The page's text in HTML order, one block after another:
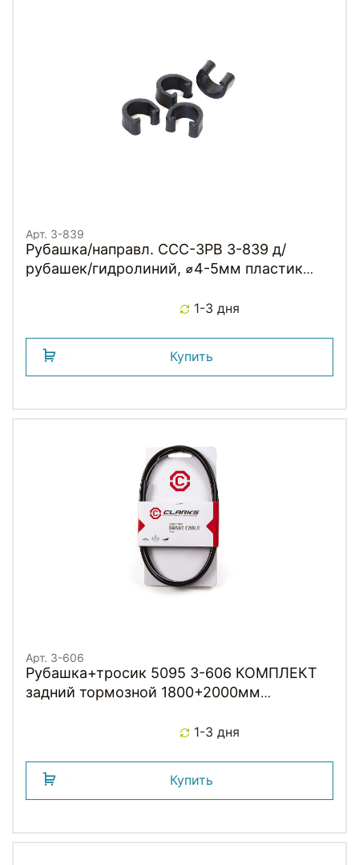
Арт. 3-839
Рубашка/направл. CCC-3PB 3-839 д/
рубашек/гидролиний, ⌀4-5мм пластик
1-3 дня
Купить
Арт. 3-606
Рубашка+тросик 5095 3-606 КОМПЛЕКТ
задний тормозной 1800+2000мм
1-3 дня
Купить